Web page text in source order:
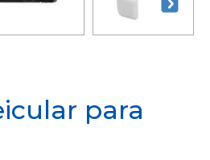
para